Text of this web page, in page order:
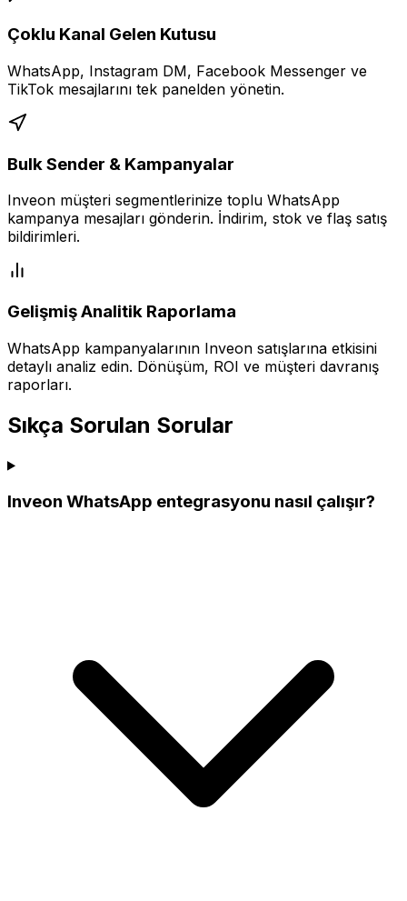
Çoklu Kanal Gelen Kutusu
WhatsApp, Instagram DM, Facebook Messenger ve
TikTok mesajlarını tek panelden yönetin.
Bulk Sender & Kampanyalar
Inveon müşteri segmentlerinize toplu WhatsApp
kampanya mesajları gönderin. İndirim, stok ve flaş satış
bildirimleri.
Gelişmiş Analitik Raporlama
WhatsApp kampanyalarının Inveon satışlarına etkisini
detaylı analiz edin. Dönüşüm, ROI ve müşteri davranış
raporları.
Sıkça Sorulan Sorular
Inveon WhatsApp entegrasyonu nasıl çalışır?